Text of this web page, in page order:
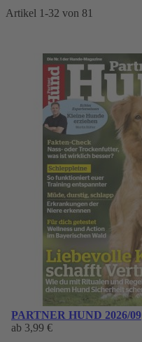
Artikel 1-32 von 81
PARTNER HUND 2026/09
ab 3,99 €